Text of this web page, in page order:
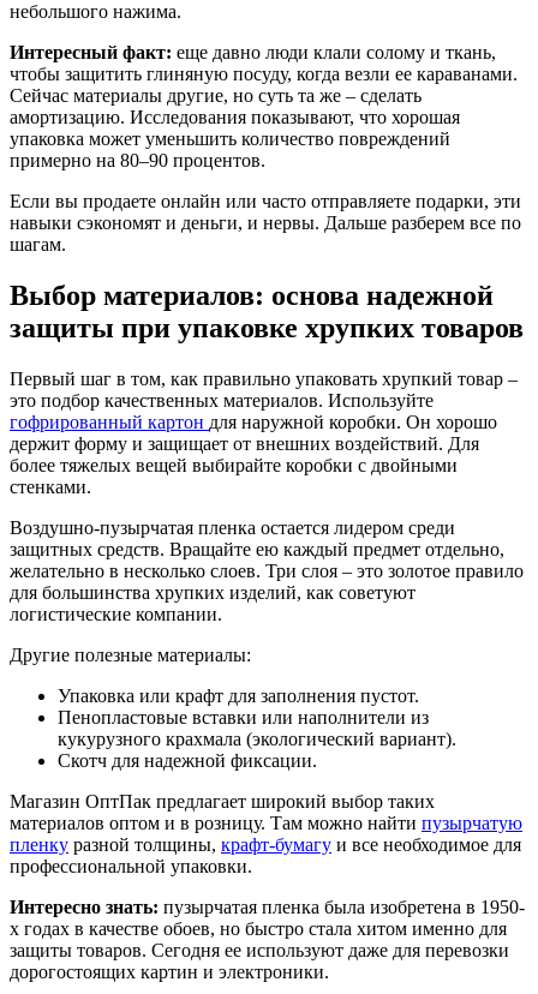
небольшого нажима.
Интересный факт: еще давно люди клали солому и ткань,
чтобы защитить глиняную посуду, когда везли ее караванами.
Сейчас материалы другие, но суть та же – сделать
амортизацию. Исследования показывают, что хорошая
упаковка может уменьшить количество повреждений
примерно на 80–90 процентов.
Если вы продаете онлайн или часто отправляете подарки, эти
навыки сэкономят и деньги, и нервы. Дальше разберем все по
шагам.
Выбор материалов: основа надежной
защиты при упаковке хрупких товаров
Первый шаг в том, как правильно упаковать хрупкий товар –
это подбор качественных материалов. Используйте
гофрированный картон для наружной коробки. Он хорошо
держит форму и защищает от внешних воздействий. Для
более тяжелых вещей выбирайте коробки с двойными
стенками.
Воздушно-пузырчатая пленка остается лидером среди
защитных средств. Вращайте ею каждый предмет отдельно,
желательно в несколько слоев. Три слоя – это золотое правило
для большинства хрупких изделий, как советуют
логистические компании.
Другие полезные материалы:
Упаковка или крафт для заполнения пустот.
Пенопластовые вставки или наполнители из
кукурузного крахмала (экологический вариант).
Скотч для надежной фиксации.
Магазин ОптПак предлагает широкий выбор таких
материалов оптом и в розницу. Там можно найти пузырчатую
пленку разной толщины, крафт-бумагу и все необходимое для
профессиональной упаковки.
Интересно знать: пузырчатая пленка была изобретена в 1950-
х годах в качестве обоев, но быстро стала хитом именно для
защиты товаров. Сегодня ее используют даже для перевозки
дорогостоящих картин и электроники.